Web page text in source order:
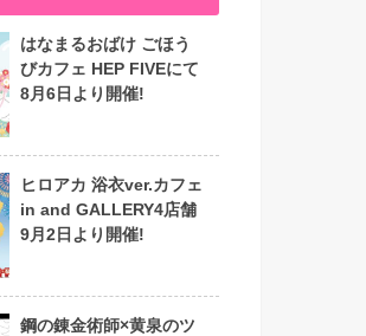
はなまるおばけ ごほう
びカフェ HEP FIVEにて
8月6日より開催!
ヒロアカ 浴衣ver.カフェ
in and GALLERY4店舗
9月2日より開催!
鋼の錬金術師×黄泉のツ